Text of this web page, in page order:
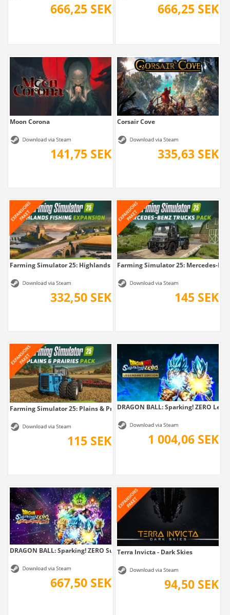
666,25 SEK 666,25 SEK
Moon Corona
141,75 SEK
Corsair Cove
335,63 SEK
Farming Simulator 25: Highlands Fishing...
332,50 SEK
Farming Simulator 25: Mercedes-
145 SEK
Farming Simulator 25: Plains & Prairies Pack
115 SEK
DRAGON BALL: Sparking! ZERO
1 004,06 SEK
DRAGON BALL: Sparking! ZERO Super...
667,50 SEK
Terra Invicta - Dark Skies
94,50 SEK